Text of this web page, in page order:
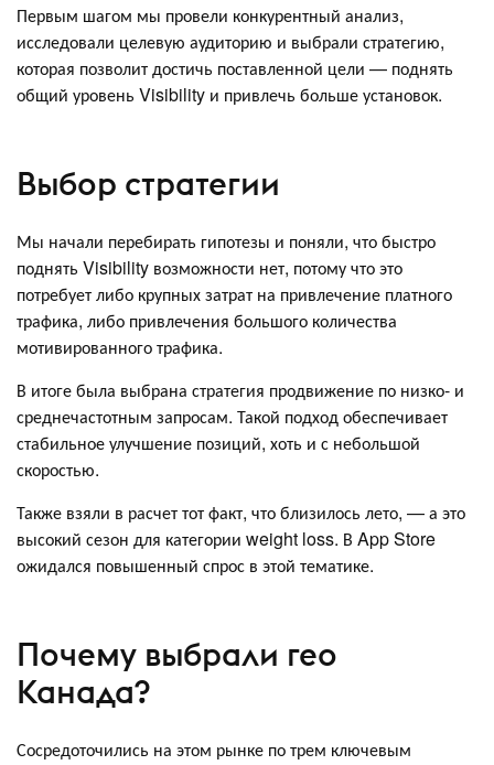
Первым шагом мы провели конкурентный анализ,
исследовали целевую аудиторию и выбрали стратегию,
которая позволит достичь поставленной цели — поднять
общий уровень Visibility и привлечь больше установок.
Выбор стратегии
Мы начали перебирать гипотезы и поняли, что быстро
поднять Visibility возможности нет, потому что это
потребует либо крупных затрат на привлечение платного
трафика, либо привлечения большого количества
мотивированного трафика.
В итоге была выбрана стратегия продвижение по низко- и
среднечастотным запросам. Такой подход обеспечивает
стабильное улучшение позиций, хоть и с небольшой
скоростью.
Также взяли в расчет тот факт, что близилось лето, — а это
высокий сезон для категории weight loss. В App Store
ожидался повышенный спрос в этой тематике.
Почему выбрали гео
Канада?
Сосредоточились на этом рынке по трем ключевым